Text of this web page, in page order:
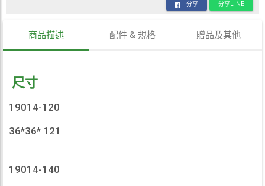
分享 分享LINE
商品描述 配件 & 規格 贈品及其他
尺寸
19014-120
36*36* 121
19014-140